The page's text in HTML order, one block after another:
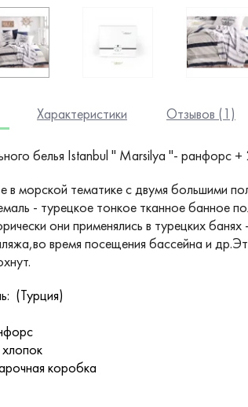
Характеристики Отзывов (1)
белья Istanbul " Marsilya "- ранфорс
в морской тематике с двумя большими
- турецкое тонкое тканное банное
они применялись в турецких
время посещения бассейна и
(Турция)
коробка